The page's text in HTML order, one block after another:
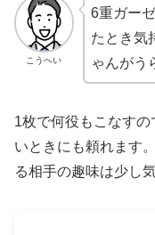
こうへい
6重ガー
たとき気
ゃんがう
1枚で何役もこなす
いときにも頼れます
る相手の趣味は少し